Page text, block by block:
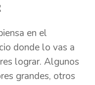
en el
donde lo vas a
lograr. Algunos
grandes, otros